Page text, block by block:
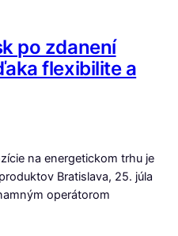
po zdanení
flexibilite a
na energetickom trhu je
Bratislava, 25. júla
operátorom